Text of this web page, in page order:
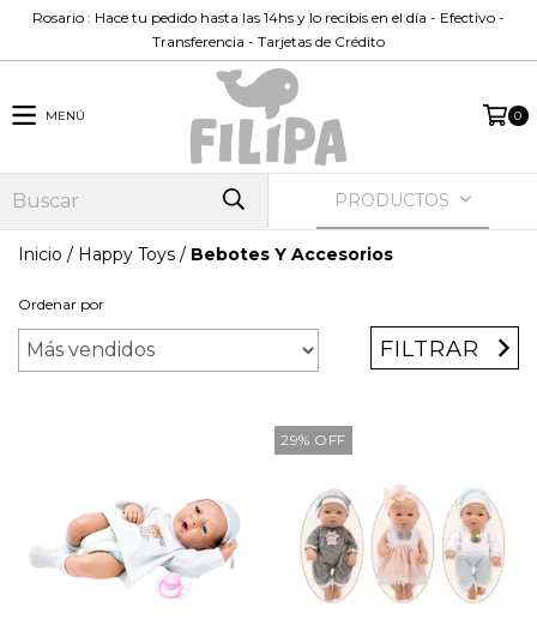
Rosario : Hace tu pedido hasta las 14hs y lo recibis en el día - Efectivo -
Transferencia - Tarjetas de Crédito
MENÚ 0
PRODUCTOS
Inicio / Happy Toys / Bebotes Y Accesorios
Ordenar por
FILTRAR
29% OFF